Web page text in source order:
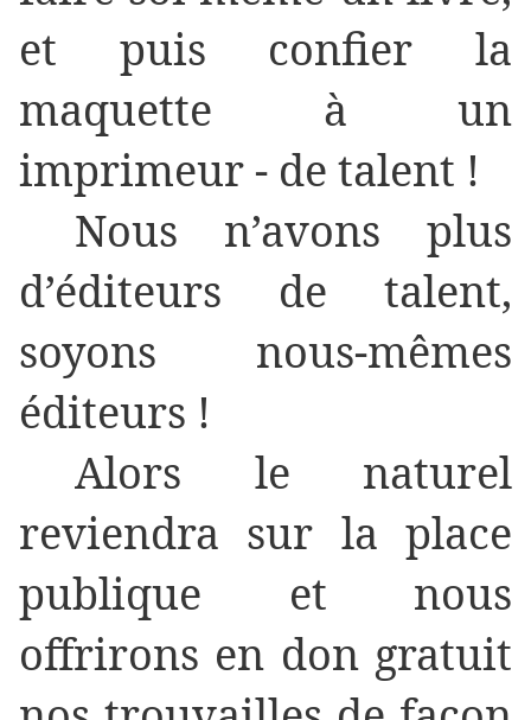
et puis confier la
maquette à un
imprimeur - de talent !
Nous n’avons plus
d’éditeurs de talent,
soyons nous-mêmes
éditeurs !
Alors le naturel
reviendra sur la place
publique et nous
offrirons en don gratuit